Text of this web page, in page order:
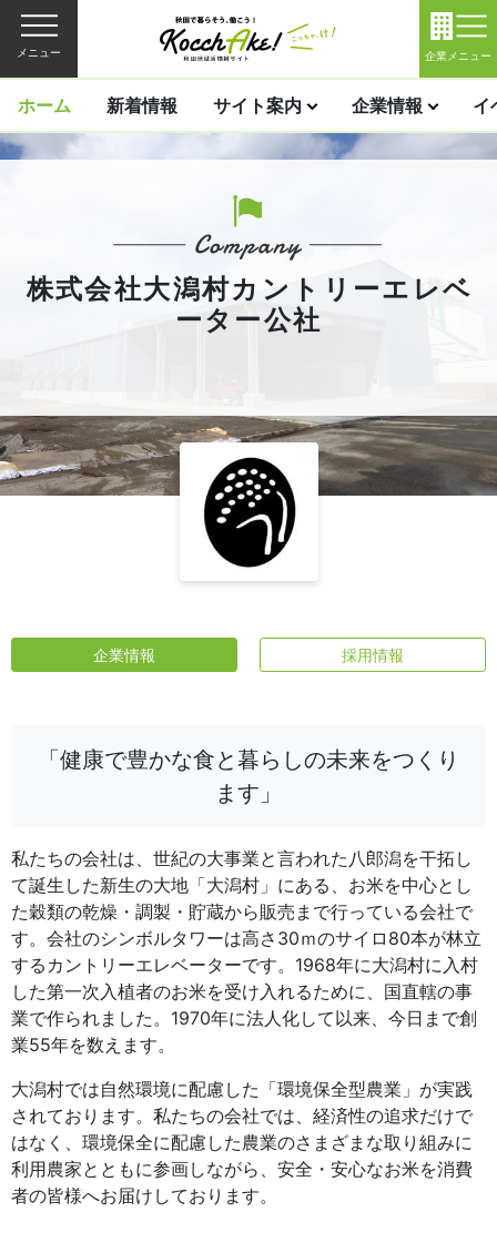
メニュー 企業メニュー
ホーム 新着情報 サイト案内 企業情報 イ
株式会社大潟村カントリーエレベ
ーター公社
企業情報 採用情報
「健康で豊かな食と暮らしの未来をつくり
ます」
私たちの会社は、世紀の大事業と言われた八郎潟を干拓し
て誕生した新生の大地「大潟村」にある、お米を中心とし
た穀類の乾燥・調製・貯蔵から販売まで行っている会社で
す。会社のシンボルタワーは高さ30ｍのサイロ80本が林立
するカントリーエレベーターです。1968年に大潟村に入村
した第一次入植者のお米を受け入れるために、国直轄の事
業で作られました。1970年に法人化して以来、今日まで創
業55年を数えます。
大潟村では自然環境に配慮した「環境保全型農業」が実践
されております。私たちの会社では、経済性の追求だけで
はなく、環境保全に配慮した農業のさまざまな取り組みに
利用農家とともに参画しながら、安全・安心なお米を消費
者の皆様へお届けしております。